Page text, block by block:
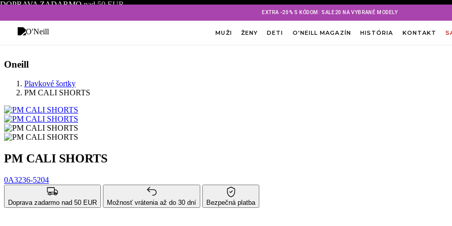
DOPRAVA ZADARMOnad 50 EUR
EXTRA -20% S KÓDOM: SALE20 NA VYBRANÉ MODELY
MUŽI ŽENY DETI O'NEILL MAGAZÍN HISTÓRIA KONTAKT
Oneill
Plavkové šortky
PM CALI SHORTS
PM CALI SHORTS
0A3236-5204
Doprava zadarmo nad 50 EUR Možnosť vrátenia až do 30 dní Bezpečná platba